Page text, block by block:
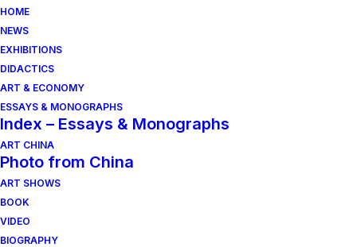
HOME
NEWS
EXHIBITIONS
DIDACTICS
ART & ECONOMY
ESSAYS & MONOGRAPHS
Index – Essays & Monographs
ART CHINA
Photo from China
ART SHOWS
BOOK
VIDEO
BIOGRAPHY